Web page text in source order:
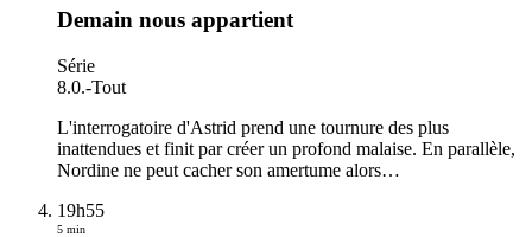
Demain nous appartient
Série
8.0.-Tout
L'interrogatoire d'Astrid prend une tournure des plus
inattendues et finit par créer un profond malaise. En parallèle,
Nordine ne peut cacher son amertume alors…
19h55
5 min